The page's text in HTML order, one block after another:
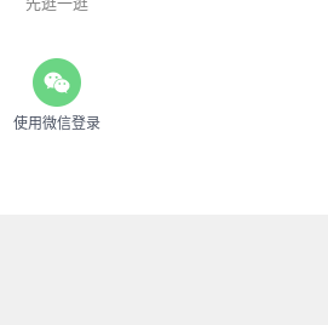
使用微信登录